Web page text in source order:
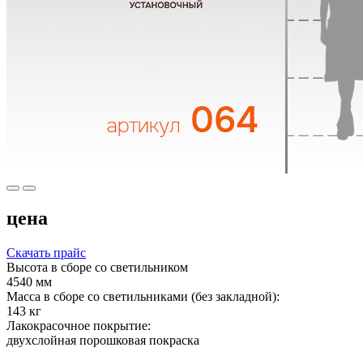
цена
Скачать прайс
Высота в сборе со светильником
4540 мм
Масса в сборе со светильниками (без закладной):
143 кг
Лакокрасочное покрытие:
двухслойная порошковая покраска